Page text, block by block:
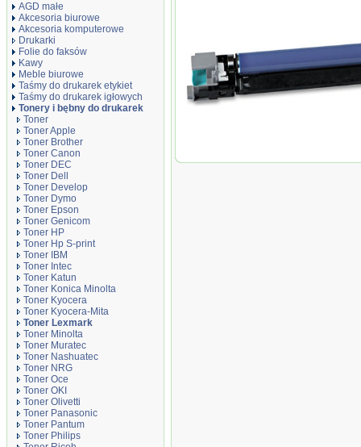
AGD małe
Akcesoria biurowe
Akcesoria komputerowe
Drukarki
Folie do faksów
Kawy
Meble biurowe
Taśmy do drukarek etykiet
Taśmy do drukarek igłowych
Tonery i bębny do drukarek
Toner
Toner Apple
Toner Brother
Toner Canon
Toner DEC
Toner Dell
Toner Develop
Toner Dymo
Toner Epson
Toner Genicom
Toner HP
Toner Hp S-print
Toner IBM
Toner Intec
Toner Katun
Toner Konica Minolta
Toner Kyocera
Toner Kyocera-Mita
Toner Lexmark
Toner Minolta
Toner Muratec
Toner Nashuatec
Toner NRG
Toner Oce
Toner OKI
Toner Olivetti
Toner Panasonic
Toner Pantum
Toner Philips